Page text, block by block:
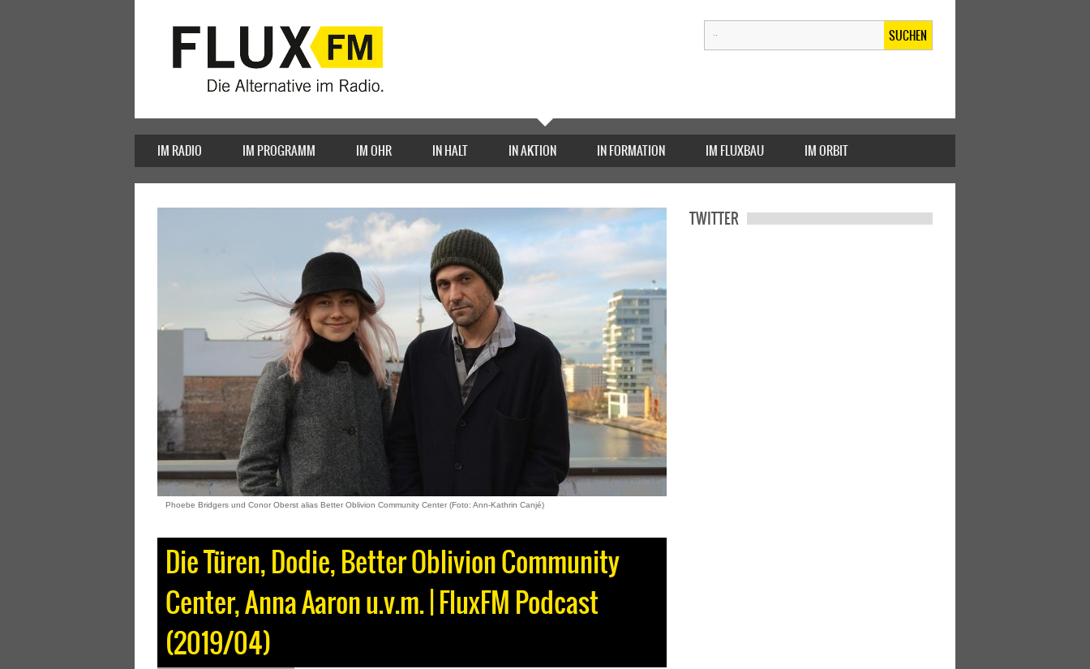
SUCHEN
IM RADIO IM PROGRAMM IM OHR IN HALT IN AKTION IN FORMATION IM FLUXBAU IM ORBIT
Phoebe Bridgers und Conor Oberst alias Better Oblivion Community Center (Foto: Ann-Kathrin Canjé)
Die Türen, Dodie, Better Oblivion Community
Center, Anna Aaron u.v.m. | FluxFM Podcast
(2019/04)
TWITTER